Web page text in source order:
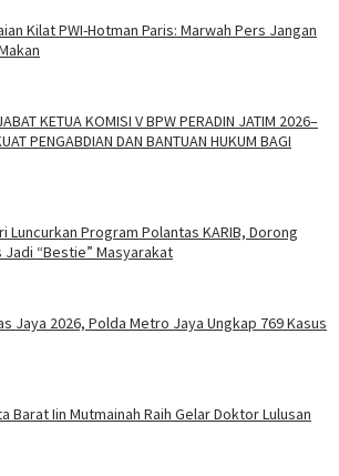
Kilat PWI-Hotman Paris: Marwah Pers Jangan
KETUA KOMISI V BPW PERADIN JATIM 2026–
PENGABDIAN DAN BANTUAN HUKUM BAGI
Luncurkan Program Polantas KARIB, Dorong
Jadi “Bestie” Masyarakat
Jaya 2026, Polda Metro Jaya Ungkap 769 Kasus
Barat Iin Mutmainah Raih Gelar Doktor Lulusan